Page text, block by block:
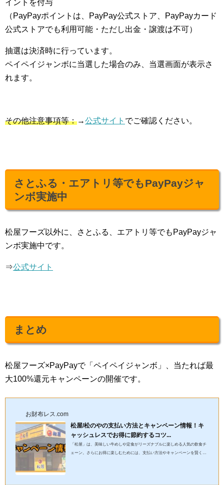
イントを付与
（PayPayポイントは、PayPay公式ストア、PayPayカード
公式ストアでも利用可能・ただし出金・譲渡は不可）
抽選は決済時に行っています。
ペイペイジャンボに当選した場合のみ、当選画面が表示さ
れます。
その他注意事項等：→公式サイト でご確認ください。
さとふる・エアトリ等でもPayPayジャ
ンボ実施中
松屋フーズ以外に、さとふる、エアトリ等でもPayPayジャ
ンボ実施中です。
⇒公式サイト
まとめ
松屋フーズ×PayPayで「ペイペイジャンボ」、当たれば最
大100%還元キャンペーンの開催です。
お財布レス.com
松屋/松のやの支払い方法とキャンペーン情報！キ
ャッシュレスでお得に節約するコツ...
「松屋」は、美味しい牛めしや定食がリーズナブルに楽しめる人気の飲食チ
ェーン。さらにお得に楽しむためには、支払い方法やキャンペーンを賢く活